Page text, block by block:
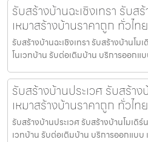
รับสร้างบ้านฉะเชิงเทรา รับ
เหมาสร้างบ้านราคาถูก ทั่วไทย
รับสร้างบ้านฉะเชิงเทรา รับสร้างบ้านโม
โนเวทบ้าน รับต่อเติมบ้าน บริการออกแ
รับสร้างบ้านประเวศ รับสร้า
เหมาสร้างบ้านราคาถูก ทั่วไทย
รับสร้างบ้านประเวศ รับสร้างบ้านโมเดิ
เวทบ้าน รับต่อเติมบ้าน บริการออกแบบ